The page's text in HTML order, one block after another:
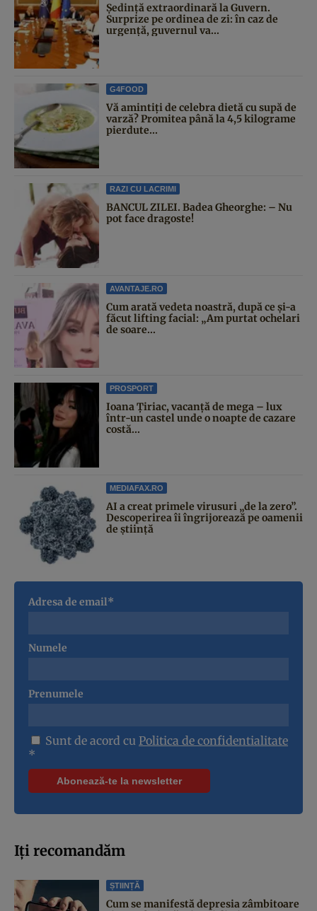
Şedinţă extraordinară la Guvern.
Surprize pe ordinea de zi: în caz de
urgență, guvernul va...
G4FOOD
Vă amintiți de celebra dietă cu supă de
varză? Promitea până la 4,5 kilograme
pierdute...
RAZI CU LACRIMI
BANCUL ZILEI. Badea Gheorghe: – Nu
pot face dragoste!
AVANTAJE.RO
Cum arată vedeta noastră, după ce și-a
făcut lifting facial: „Am purtat ochelari
de soare...
PROSPORT
Ioana Țiriac, vacanță de mega – lux
într-un castel unde o noapte de cazare
costă...
MEDIAFAX.RO
AI a creat primele virusuri „de la zero”.
Descoperirea îi îngrijorează pe oamenii
de știință
Adresa de email*
Numele
Prenumele
Sunt de acord cu Politica de confidentialitate
*
Iți recomandăm
ȘTIINȚĂ
Cum se manifestă depresia zâmbitoare